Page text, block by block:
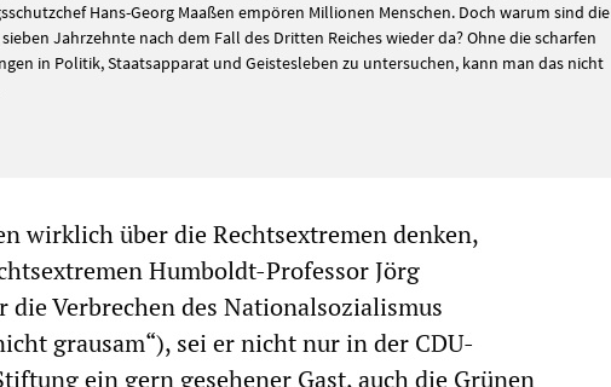
Hans-Georg Maaßen empören Millionen Menschen. Doch warum sind die
Jahrzehnte nach dem Fall des Dritten Reiches wieder da? Ohne die scharfen
in Politik, Staatsapparat und Geistesleben zu untersuchen, kann man das nicht
wirklich über die Rechtsextremen denken,
Humboldt-Professor Jörg
die Verbrechen des Nationalsozialismus
grausam“), sei er nicht nur in der CDU-
ein gern gesehener Gast, auch die Grünen